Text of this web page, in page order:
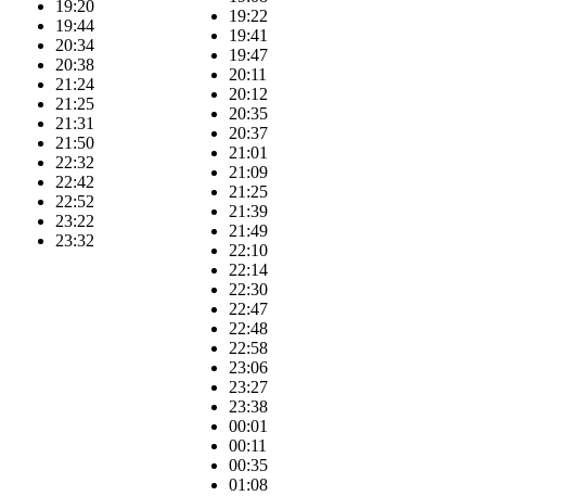
19:20
19:44
20:34
20:38
21:24
21:25
21:31
21:50
22:32
22:42
22:52
23:22
23:32
19:22
19:41
19:47
20:11
20:12
20:35
20:37
21:01
21:09
21:25
21:39
21:49
22:10
22:14
22:30
22:47
22:48
22:58
23:06
23:27
23:38
00:01
00:11
00:35
01:08